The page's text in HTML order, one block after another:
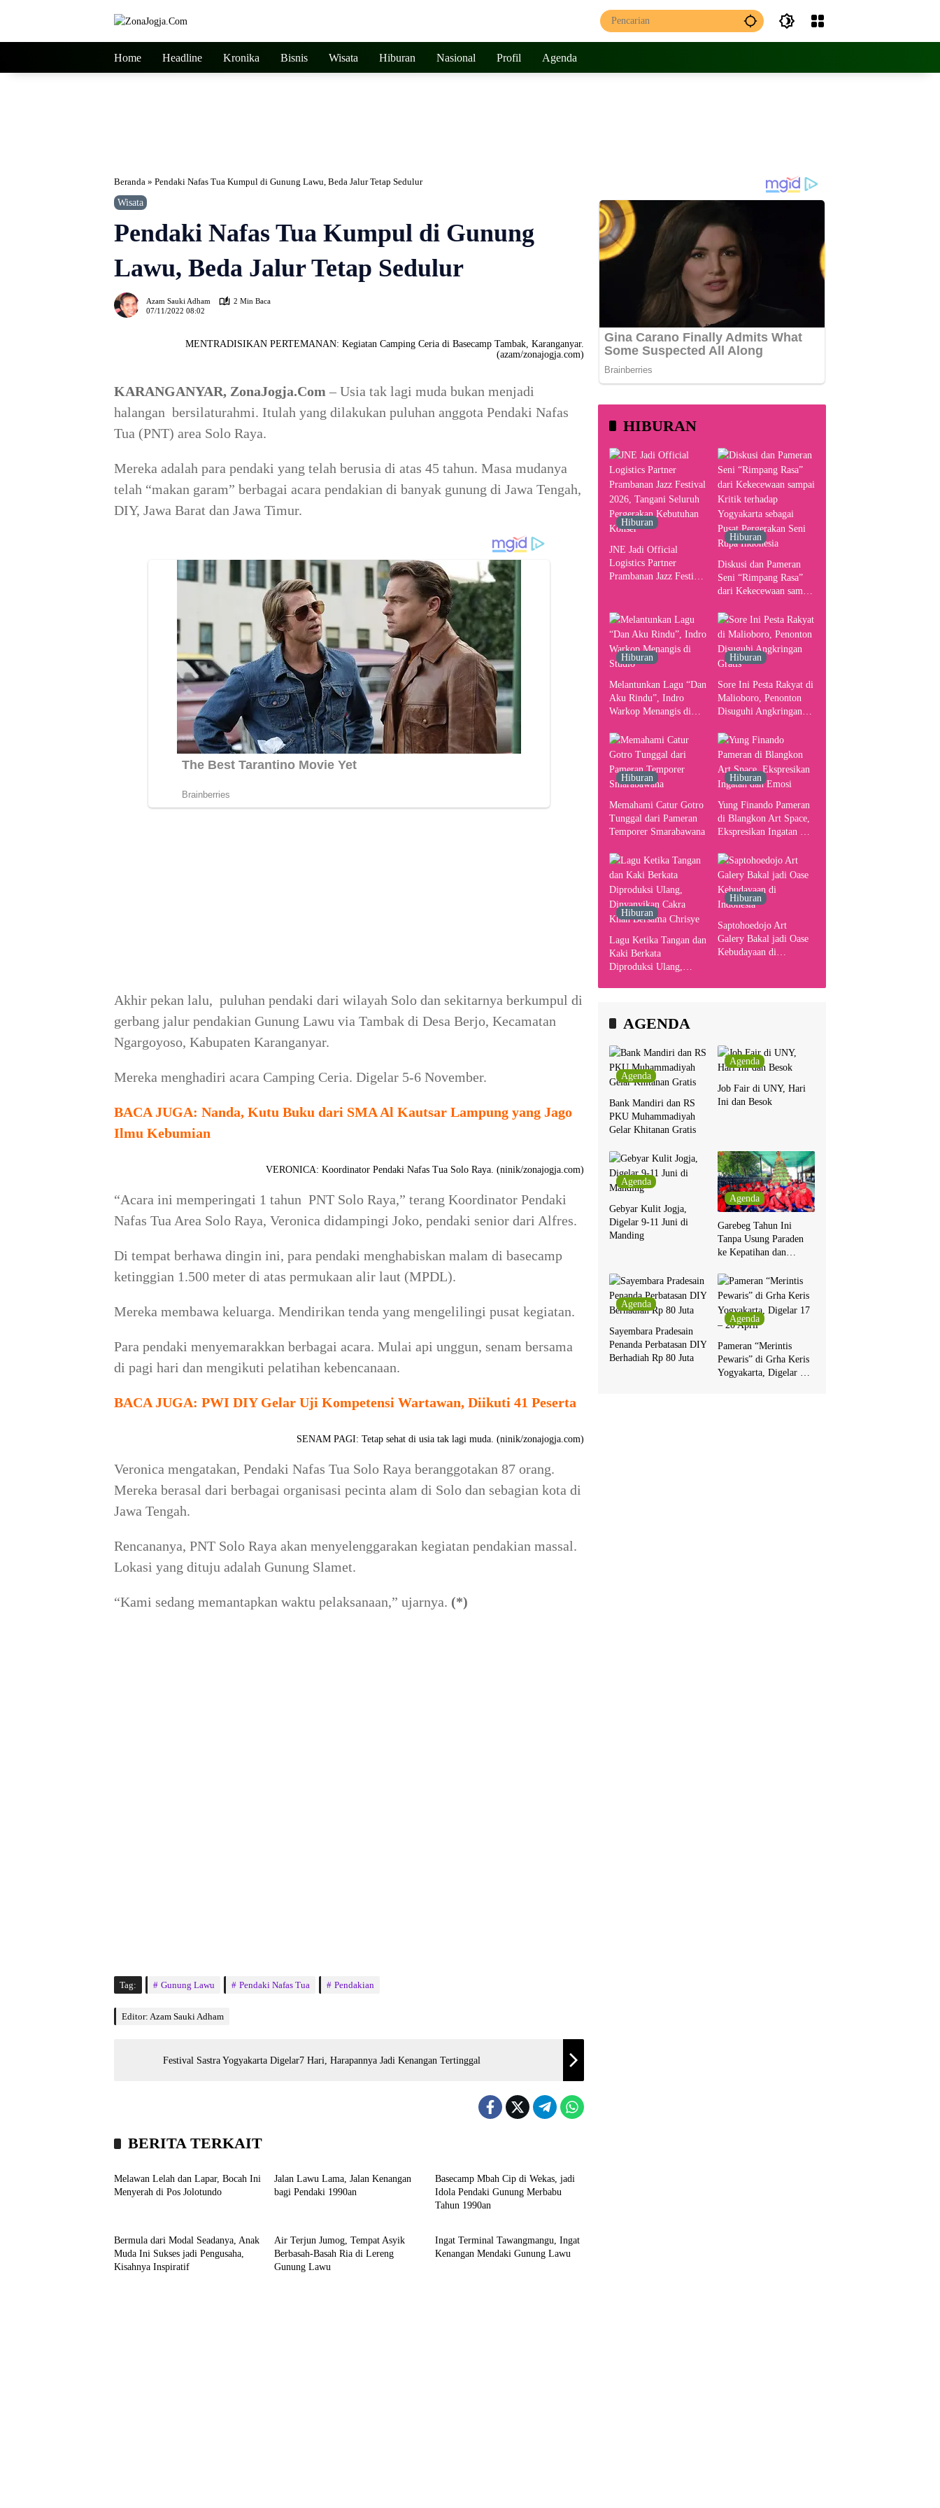
Home Headline Kronika Bisnis Wisata Hiburan Nasional Profil Agenda
Beranda » Pendaki Nafas Tua Kumpul di Gunung Lawu, Beda Jalur Tetap Sedulur
Wisata
Pendaki Nafas Tua Kumpul di Gunung
Lawu, Beda Jalur Tetap Sedulur
Azam Sauki Adham
2 Min Baca
07/11/2022 08:02
MENTRADISIKAN PERTEMANAN: Kegiatan Camping Ceria di Basecamp Tambak, Karanganyar.
(azam/zonajogja.com)
KARANGANYAR, ZonaJogja.Com – Usia tak lagi muda bukan menjadi
halangan bersilaturahmi. Itulah yang dilakukan puluhan anggota Pendaki Nafas
Tua (PNT) area Solo Raya.
Mereka adalah para pendaki yang telah berusia di atas 45 tahun. Masa mudanya
telah “makan garam” berbagai acara pendakian di banyak gunung di Jawa Tengah,
DIY, Jawa Barat dan Jawa Timur.
Akhir pekan lalu, puluhan pendaki dari wilayah Solo dan sekitarnya berkumpul di
gerbang jalur pendakian Gunung Lawu via Tambak di Desa Berjo, Kecamatan
Ngargoyoso, Kabupaten Karanganyar.
Mereka menghadiri acara Camping Ceria. Digelar 5-6 November.
BACA JUGA: Nanda, Kutu Buku dari SMA Al Kautsar Lampung yang Jago
Ilmu Kebumian
VERONICA: Koordinator Pendaki Nafas Tua Solo Raya. (ninik/zonajogja.com)
“Acara ini memperingati 1 tahun PNT Solo Raya,” terang Koordinator Pendaki
Nafas Tua Area Solo Raya, Veronica didampingi Joko, pendaki senior dari Alfres.
Di tempat berhawa dingin ini, para pendaki menghabiskan malam di basecamp
ketinggian 1.500 meter di atas permukaan alir laut (MPDL).
Mereka membawa keluarga. Mendirikan tenda yang mengelilingi pusat kegiatan.
Para pendaki menyemarakkan berbagai acara. Mulai api unggun, senam bersama
di pagi hari dan mengikuti pelatihan kebencanaan.
BACA JUGA: PWI DIY Gelar Uji Kompetensi Wartawan, Diikuti 41 Peserta
SENAM PAGI: Tetap sehat di usia tak lagi muda. (ninik/zonajogja.com)
Veronica mengatakan, Pendaki Nafas Tua Solo Raya beranggotakan 87 orang.
Mereka berasal dari berbagai organisasi pecinta alam di Solo dan sebagian kota di
Jawa Tengah.
Rencananya, PNT Solo Raya akan menyelenggarakan kegiatan pendakian massal.
Lokasi yang dituju adalah Gunung Slamet.
“Kami sedang memantapkan waktu pelaksanaan,” ujarnya. (*)
Tag: Gunung Lawu Pendaki Nafas Tua Pendakian
Editor: Azam Sauki Adham
Festival Sastra Yogyakarta Digelar7 Hari, Harapannya Jadi Kenangan Tertinggal
BERITA TERKAIT
Wisata
Melawan Lelah dan Lapar, Bocah Ini
Menyerah di Pos Jolotundo
Jalan Lawu Lama, Jalan Kenangan
bagi Pendaki 1990an
Basecamp Mbah Cip di Wekas, jadi
Idola Pendaki Gunung Merbabu
Tahun 1990an
Bermula dari Modal Seadanya, Anak
Muda Ini Sukses jadi Pengusaha,
Kisahnya Inspiratif
Air Terjun Jumog, Tempat Asyik
Berbasah-Basah Ria di Lereng
Gunung Lawu
Ingat Terminal Tawangmangu, Ingat
Kenangan Mendaki Gunung Lawu
HIBURAN
Hiburan
JNE Jadi Official
Logistics Partner
Prambanan Jazz Festival
Konser
Hiburan
Diskusi dan Pameran
Seni “Rimpang Rasa”
dari Kekecewaan sampai
Yogyakarta sebagai
Pusat Pergerakan Seni
Rupa Indonesia
Hiburan
Melantunkan Lagu “Dan
Aku Rindu”, Indro
Warkop Menangis di
Hiburan
Sore Ini Pesta Rakyat di
Malioboro, Penonton
Disuguhi Angkringan
Hiburan
Memahami Catur Gotro
Tunggal dari Pameran
Temporer Smarabawana
Hiburan
Yung Finando Pameran
di Blangkon Art Space,
Ekspresikan Ingatan dan
Hiburan
Lagu Ketika Tangan dan
Kaki Berkata
Diproduksi Ulang,
Hiburan
Saptohoedojo Art
Galery Bakal jadi Oase
Kebudayaan di
AGENDA
Agenda
Bank Mandiri dan RS
PKU Muhammadiyah
Gelar Khitanan Gratis
Agenda
Job Fair di UNY, Hari
Ini dan Besok
Agenda
Gebyar Kulit Jogja,
Digelar 9-11 Juni di
Manding
Agenda
Garebeg Tahun Ini
Tanpa Usung Paraden
ke Kepatihan dan
Agenda
Sayembara Pradesain
Penanda Perbatasan DIY
Berhadiah Rp 80 Juta
Agenda
Pameran “Merintis
Pewaris” di Grha Keris
Yogyakarta, Digelar 17